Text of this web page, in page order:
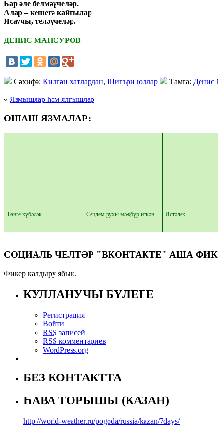
Бар әле белмәүчеләр.
Алар – кешегә кайгылар
Ясаучы, теләүчеләр.
ДЕНИС МАНСУРОВ
Cәхифә: Килгән хатлардан, Шигъри юллар Тамга: Денис
« Язмышлар һәм ялгышлар
ОШАШ ЯЗМАЛАР:
Төнге күбәләк Сеңлем рухы мәҗбүр иткән Истәлек
СОЦИАЛЬ ЧЕЛТӘР "ВКОНТАКТЕ" АША
Фикер калдыру ябык.
КУЛЛАНУЧЫ БҮЛЕГЕ
Регистрация
Войти
RSS записей
RSS комментариев
WordPress.org
БЕЗ КОНТАКТТА
ҺАВА ТОРЫШЫ (КАЗАН)
http://world-weather.ru/pogoda/russia/kazan/7days/